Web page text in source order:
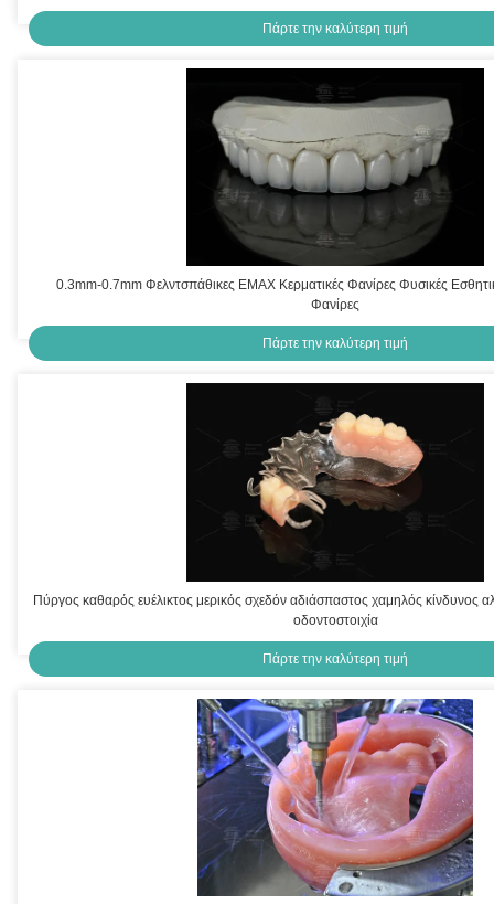
Πάρτε την καλύτερη τιμή
0.3mm-0.7mm Φελντσπάθικες ΕΜΑΧ Κερματικές Φανίρες Φυσικές
Φανίρες
Πάρτε την καλύτερη τιμή
Πύργος καθαρός ευέλικτος μερικός σχεδόν αδιάσπαστος χαμηλός κίνδυνος
οδοντοστοιχία
Πάρτε την καλύτερη τιμή